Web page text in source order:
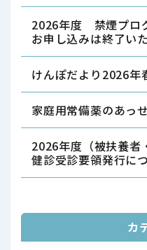
2026年度 禁煙プロ
お申し込みは終了い
けんぽだより2026年
家庭用常備薬のあっ
2026年度（被扶養者
健診受診要領発行に
カ